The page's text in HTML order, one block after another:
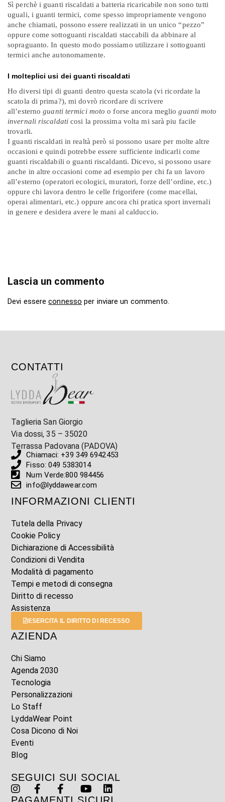
Sì perchè i guanti riscaldati a batteria ricaricabile non sono tutti
uguali, i guanti termici, come spesso impropriamente vengono
anche chiamati, possono essere realizzati in un unico “pezzo”
oppure come sottoguanti riscaldati staccabili da abbinare al
sopraguanto. In questo modo possiamo utilizzare i sottoguanti
termici anche autonomamente.
I molteplici usi dei guanti riscaldati
Ho diversi tipi di guanti dentro questa scatola (vi ricordate la
scatola di prima?), mi dovrò ricordare di scrivere
all’esternoguanti termici moto o forse ancora meglioguanti moto
invernali riscaldati cosi la prossima volta mi sarà piu facile
trovarli.
I guanti riscaldati in realtà però si possono usare per molte altre
occasioni e quindi potrebbe essere sufficiente indicarli come
guanti riscaldabili o guanti riscaldanti. Dicevo, si possono usare
anche in altre occasioni come ad esempio per chi fa un lavoro
all’esterno (operatori ecologici, muratori, forze dell’ordine, etc.)
oppure chi lavora dentro le celle frigorifere (come macellai,
operai alimentari, etc.) oppure ancora chi pratica sport invernali
in genere e desidera avere le mani al calduccio.
Lascia un commento
Devi essereconnesso per inviare un commento.
CONTATTI
Taglieria San Giorgio
Via dossi, 35 – 35020
Terrassa Padovana (PADOVA)
Chiamaci: +39 349 6942453
Fisso: 049 5383014
Num Verde:800 984456
info@lyddawear.com
INFORMAZIONI CLIENTI
Tutela della Privacy
Cookie Policy
Dichiarazione di Accessibilità
Condizioni di Vendita
Modalità di pagamento
Tempi e metodi di consegna
Diritto di recesso
Assistenza
ESERCITA IL DIRITTO DI RECESSO
AZIENDA
Chi Siamo
Agenda 2030
Tecnologia
Personalizzazioni
Lo Staff
LyddaWear Point
Cosa Dicono di Noi
Eventi
Blog
SEGUICI SUI SOCIAL